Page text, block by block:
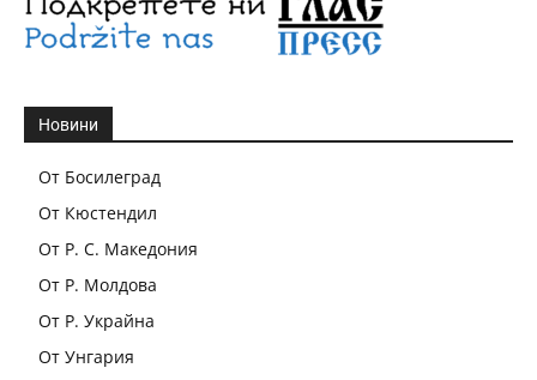
Новини
От Босилеград
От Кюстендил
От Р. С. Македония
От Р. Молдова
От Р. Украйна
От Унгария